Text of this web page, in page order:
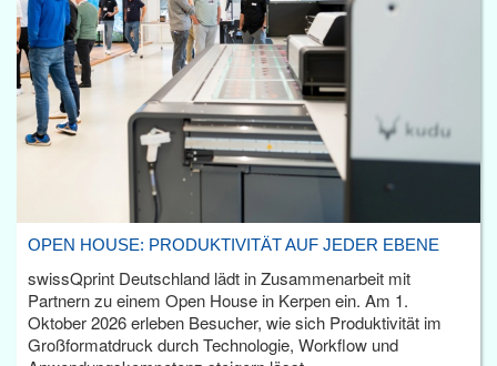
OPEN HOUSE: PRODUKTIVITÄT AUF JEDER EBENE
swissQprint Deutschland lädt in Zusammenarbeit mit
Partnern zu einem Open House in Kerpen ein. Am 1.
Oktober 2026 erleben Besucher, wie sich Produktivität im
Großformatdruck durch Technologie, Workflow und